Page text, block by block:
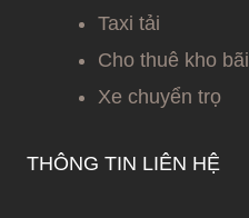
Taxi tải
Cho thuê kho bãi
Xe chuyển trọ
THÔNG TIN LIÊN HỆ